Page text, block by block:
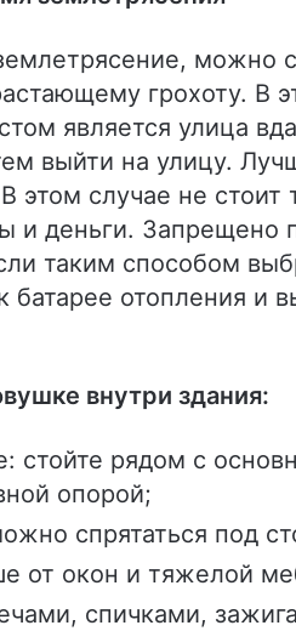
можно
грохоту. В
является улица
выйти на улицу.
этом случае не
и деньги.
таким способом
батарее отопления
внутри здания:
стойте рядом с
опорой;
спрятаться под
от окон и тяжелой
спичками,